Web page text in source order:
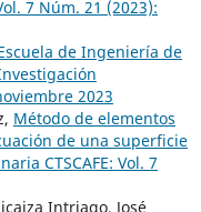
7 Núm. 21 (2023):
de Ingeniería de
2023
Método de elementos
de una superficie
CTSCAFE: Vol. 7
Intriago, José